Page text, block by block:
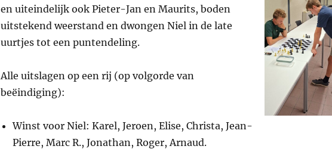
en uiteindelijk ook Pieter-Jan en Maurits, boden
uitstekend weerstand en dwongen Niel in de late
uurtjes tot een puntendeling.
Alle uitslagen op een rij (op volgorde van
beëindiging):
Winst voor Niel: Karel, Jeroen, Elise, Christa, Jean-
Pierre, Marc R., Jonathan, Roger, Arnaud.